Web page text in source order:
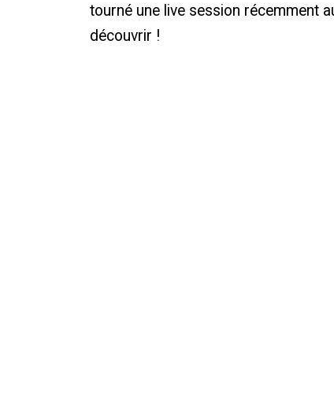
tourné une live session récemment
découvrir !